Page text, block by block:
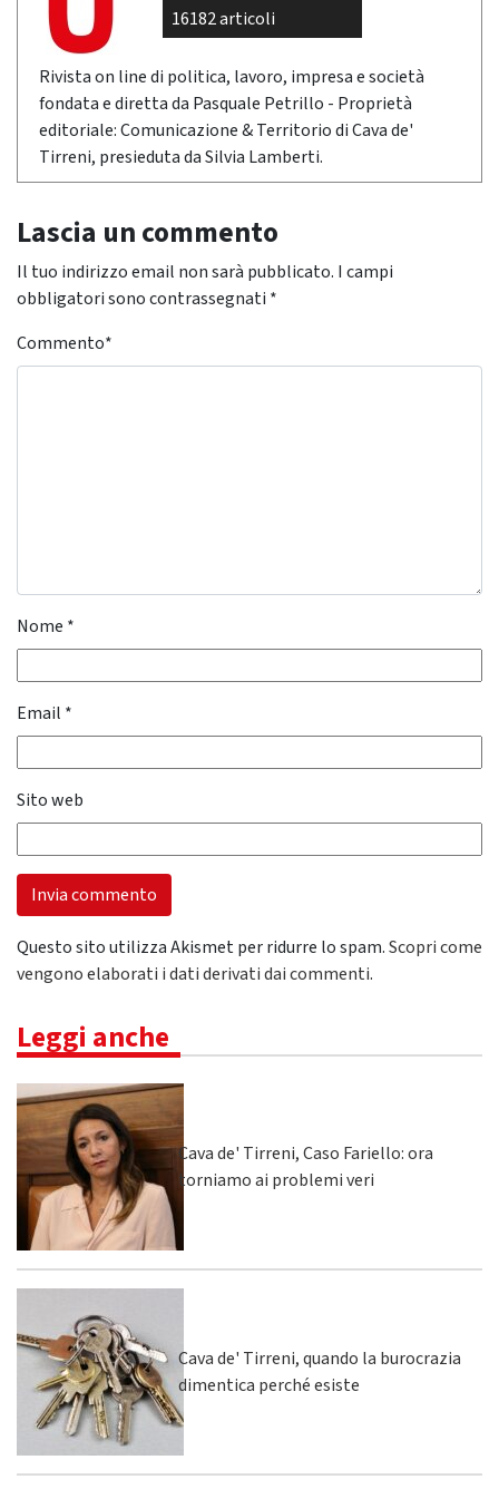
16182 articoli
Rivista on line di politica, lavoro, impresa e società
fondata e diretta da Pasquale Petrillo - Proprietà
editoriale: Comunicazione & Territorio di Cava de'
Tirreni, presieduta da Silvia Lamberti.
Lascia un commento
Il tuo indirizzo email non sarà pubblicato. I campi
obbligatori sono contrassegnati *
Commento*
Nome *
Email *
Sito web
Questo sito utilizza Akismet per ridurre lo spam.Scopri come
vengono elaborati i dati derivati dai commenti.
Leggi anche
Cava de' Tirreni, Caso Fariello: ora
torniamo ai problemi veri
Cava de' Tirreni, quando la burocrazia
dimentica perché esiste